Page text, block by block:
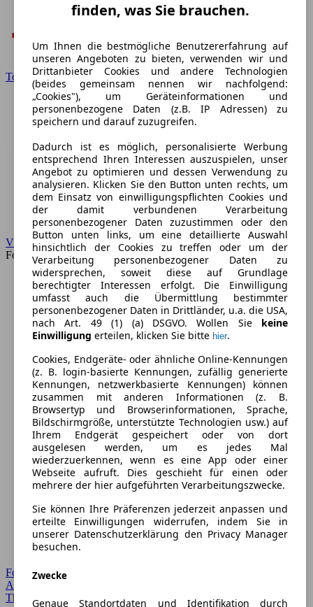
Toyota
VW
Forum
Forum Startseite
Alle Auto-Foren
Themen-Forum
finden, was Sie brauchen.
Um Ihnen die bestmögliche Benutzererfahrung auf
unseren Angeboten zu bieten, verwenden wir und
Drittanbieter Cookies und andere Technologien
(beides gemeinsam nennen wir nachfolgend:
„Cookies"), um Geräteinformationen und
personenbezogene Daten (z.B. IP Adressen) zu
speichern und darauf zuzugreifen.
Dadurch ist es möglich, personalisierte Werbung
entsprechend Ihren Interessen auszuspielen, unser
Angebot zu optimieren und dessen Verwendung zu
analysieren. Klicken Sie den Button unten rechts, um
dem Einsatz von einwilligungspflichten Cookies und
der damit verbundenen Verarbeitung
personenbezogener Daten zuzustimmen oder den
Button unten links, um eine detaillierte Auswahl
hinsichtlich der Cookies zu treffen oder um der
Verarbeitung personenbezogener Daten zu
widersprechen, soweit diese auf Grundlage
berechtigter Interessen erfolgt. Die Einwilligung
umfasst auch die Übermittlung bestimmter
personenbezogener Daten in Drittländer, u.a. die USA,
nach Art. 49 (1) (a) DSGVO. Wollen Sie keine
Einwilligung erteilen, klicken Sie bitte hier.
Cookies, Endgeräte- oder ähnliche Online-Kennungen
(z. B. login-basierte Kennungen, zufällig generierte
Kennungen, netzwerkbasierte Kennungen) können
zusammen mit anderen Informationen (z. B.
Browsertyp und Browserinformationen, Sprache,
Bildschirmgröße, unterstützte Technologien usw.) auf
Ihrem Endgerät gespeichert oder von dort
ausgelesen werden, um es jedes Mal
wiederzuerkennen, wenn es eine App oder einer
Webseite aufruft. Dies geschieht für einen oder
mehrere der hier aufgeführten Verarbeitungszwecke.
Sie können Ihre Präferenzen jederzeit anpassen und
erteilte Einwilligungen widerrufen, indem Sie in
unserer Datenschutzerklärung den Privacy Manager
besuchen.
Zwecke
Genaue Standortdaten und Identifikation durch